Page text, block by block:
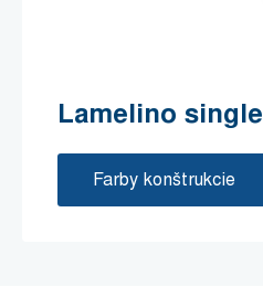
Lamelino single
Farby konštrukcie